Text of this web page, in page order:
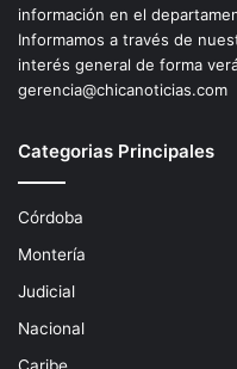
información en el
Informamos a través de
interés general de forma
gerencia@chicanoticias.com
Categorias Principales
Córdoba
Montería
Judicial
Nacional